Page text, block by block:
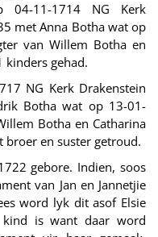
04-11-1714 NG Kerk
met Anna Botha wat op
van Willem Botha en
kinders gehad.
NG Kerk Drakenstein
Botha wat op 13-01-
Botha en Catharina
broer en suster getroud.
gebore. Indien, soos
van Jan en Jannetjie
word lyk dit asof Elsie
is want daar word